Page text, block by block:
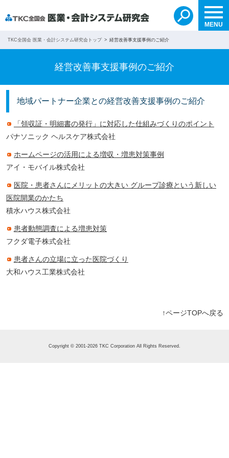
MENU
search
無料紹介を依頼する
TKC全国会 医業・会計システム研究会トップ 経営改善事支援事例のご紹介
経営改善事支援事例のご紹介
地域パートナー企業との経営改善支援事例のご紹介
「領収証・明細書の発行」に対応した仕組みづくりのポイント
パナソニック ヘルスケア株式会社
ホームページの活用による増収・増患対策事例
アイ・モバイル株式会社
医院・患者さんにメリットの大きい グループ診療という新しい
医院開業のかたち
積水ハウス株式会社
患者動態調査による増患対策
フクダ電子株式会社
患者さんの立場に立った医院づくり
大和ハウス工業株式会社
↑ページTOPへ戻る
Copyright © 2001-2026 TKC Corporation All Rights Reserved.